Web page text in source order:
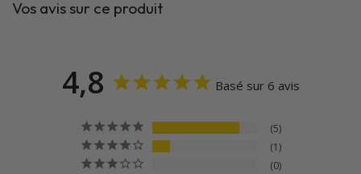
Vos avis sur ce produit
4,8 Basé sur 6 avis
5
1
0